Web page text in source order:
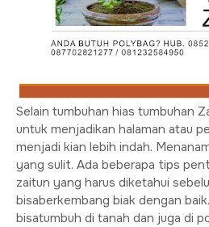
Selain tumbuhan hias tumbuhan
untuk menjadikan halaman atau
menjadi kian lebih indah.
yang sulit. Ada beberapa tips
zaitun yang harus diketahui
bisaberkembang biak dengan
bisatumbuh di tanah dan juga di